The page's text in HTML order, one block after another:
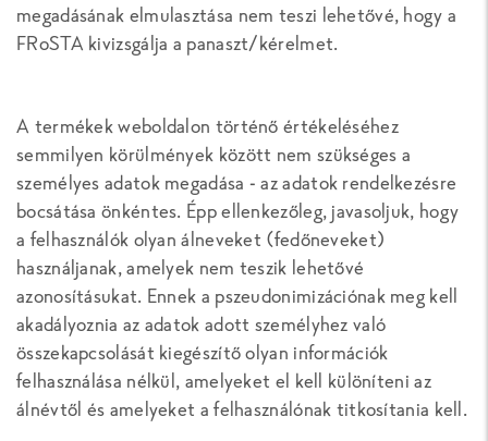
megadásának elmulasztása nem teszi lehetővé, hogy a
FRoSTA kivizsgálja a panaszt/kérelmet.
A termékek weboldalon történő értékeléséhez
semmilyen körülmények között nem szükséges a
személyes adatok megadása - az adatok rendelkezésre
bocsátása önkéntes. Épp ellenkezőleg, javasoljuk, hogy
a felhasználók olyan álneveket (fedőneveket)
használjanak, amelyek nem teszik lehetővé
azonosításukat. Ennek a pszeudonimizációnak meg kell
akadályoznia az adatok adott személyhez való
összekapcsolását kiegészítő olyan információk
felhasználása nélkül, amelyeket el kell különíteni az
álnévtől és amelyeket a felhasználónak titkosítania kell.